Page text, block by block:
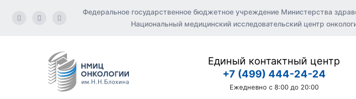
Федеральное государственное бюджетное учреждение Министерства
Национальный медицинский исследовательский центр
Единый контактный центр
+7 (499) 444-24-24
Ежедневно с 8:00 до 20:00